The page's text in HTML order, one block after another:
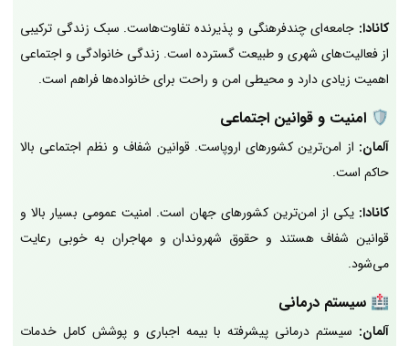
کانادا: جامعه‌ای چندفرهنگی و پذیرنده تفاوت‌هاست. سبک زندگی ترکیبی
از فعالیت‌های شهری و طبیعت گسترده است. زندگی خانوادگی و اجتماعی
اهمیت زیادی دارد و محیطی امن و راحت برای خانواده‌ها فراهم است.
🛡️ امنیت و قوانین اجتماعی
آلمان: از امن‌ترین کشورهای اروپاست. قوانین شفاف و نظم اجتماعی بالا
حاکم است.
کانادا: یکی از امن‌ترین کشورهای جهان است. امنیت عمومی بسیار بالا و
قوانین شفاف هستند و حقوق شهروندان و مهاجران به خوبی رعایت
می‌شود.
🏥 سیستم درمانی
آلمان: سیستم درمانی پیشرفته با بیمه اجباری و پوشش کامل خدمات